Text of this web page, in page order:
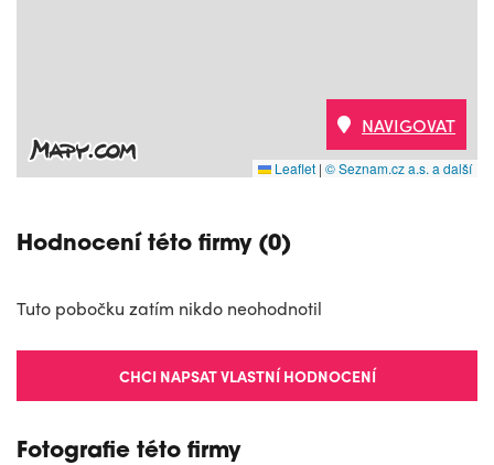
Leaflet | © Seznam.cz a.s. a další
NAVIGOVAT
Hodnocení této firmy (0)
Tuto pobočku zatím nikdo neohodnotil
CHCI NAPSAT VLASTNÍ HODNOCENÍ
Fotografie této firmy